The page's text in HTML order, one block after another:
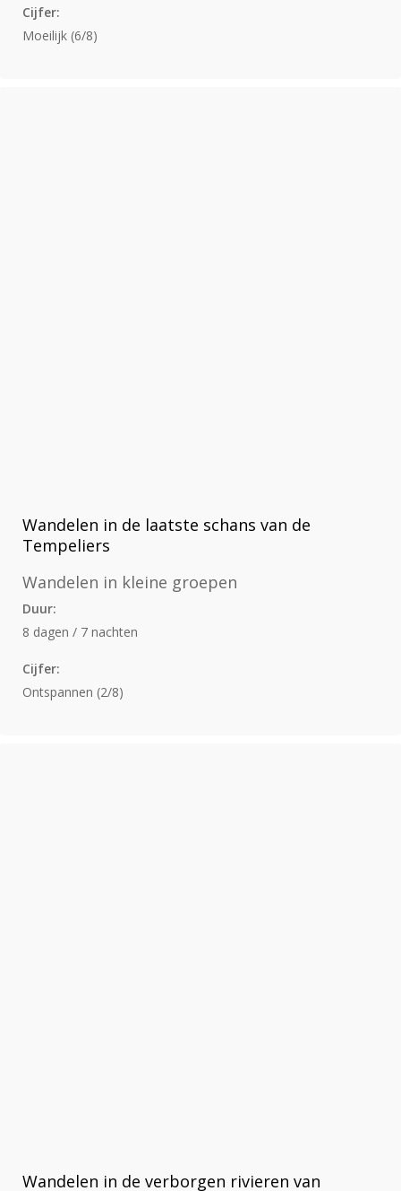
Cijfer:
Moeilijk (6/8)
Wandelen in de laatste schans van de
Tempeliers
Wandelen in kleine groepen
Duur:
8 dagen / 7 nachten
Cijfer:
Ontspannen (2/8)
Wandelen in de verborgen rivieren van